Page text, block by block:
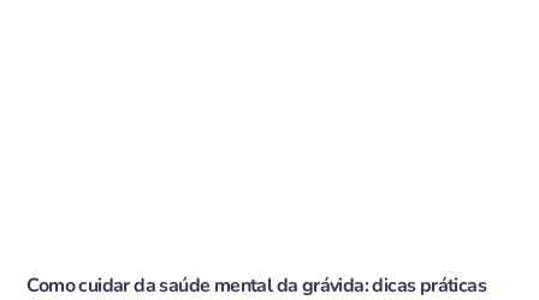
Como cuidar da saúde mental da grávida: dicas práticas